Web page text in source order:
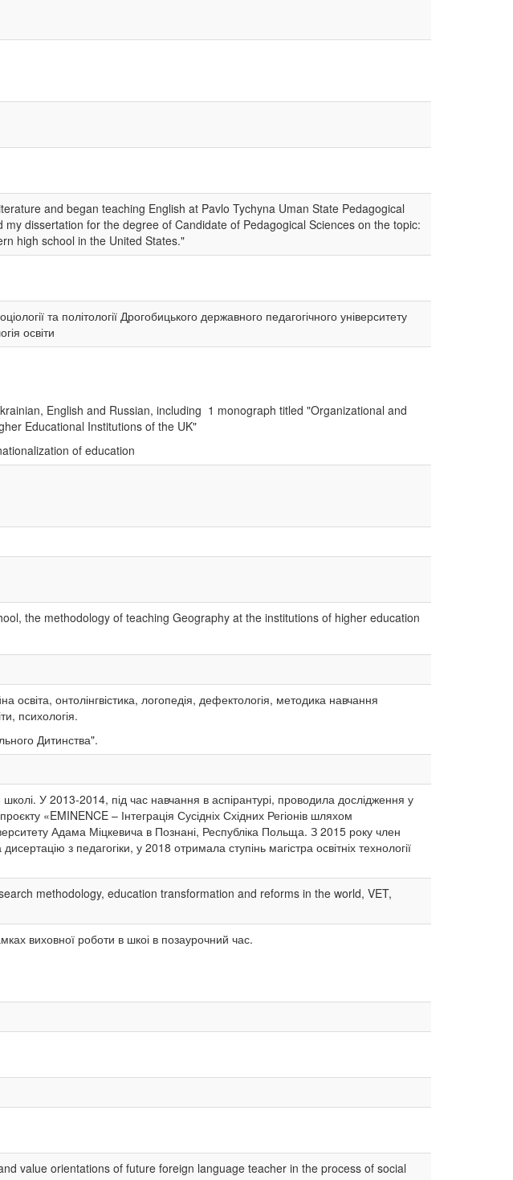
and began teaching English at Pavlo Tychyna Uman State Pedagogical
dissertation for the degree of Candidate of Pedagogical Sciences on the topic:
high school in the United States."
та політології Дрогобицького державного педагогічного університету
освіти
English and Russian, including 1 monograph titled "Organizational and
Educational Institutions of the UK"
of education
the methodology of teaching Geography at the institutions of higher education
освіта, онтолінгвістика, логопедія, дефектологія, методика навчання
психологія.
Дитинства".
У 2013-2014, під час навчання в аспірантурі, проводила дослідження у
«EMINENCE – Інтеграція Сусідніх Східних Регіонів шляхом
Адама Міцкевича в Познані, Республіка Польща. З 2015 року член
з педагогіки, у 2018 отримала ступінь магістра освітніх технології
methodology, education transformation and reforms in the world, VET,
виховної роботи в шкоі в позаурочний час.
value orientations of future foreign language teacher in the process of social